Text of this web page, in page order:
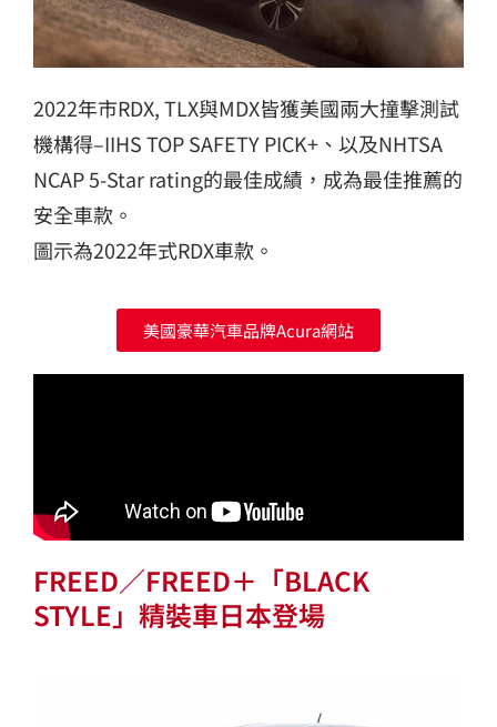
2022年市RDX, TLX與MDX皆獲美國兩大撞擊測試
機構得–IIHS TOP SAFETY PICK+、以及NHTSA
NCAP 5-Star rating的最佳成績，成為最佳推薦的
安全車款。
圖示為2022年式RDX車款。
美國豪華汽車品牌Acura網站
FREED／FREED＋「BLACK
STYLE」精裝車日本登場